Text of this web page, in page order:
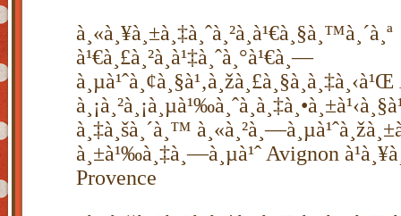
à¸«à¸¥à¸±à¸‡à¸ˆà¸²à¸à¹€à¸§à¸™à¸´à¸ª
à¹€à¸£à¸²à¸à¹‡à¸ˆà¸°à¹€à¸—
à¸‡à¸šà¸´à¸™
à¸±à¹‰à¸‡à¸—à¸µà¹ˆ Avignon
Provence